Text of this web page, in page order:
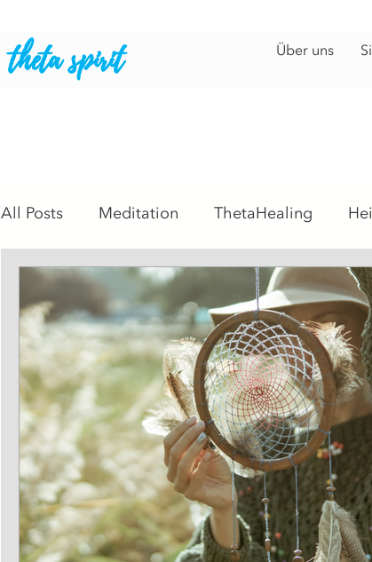
theta spirit Über uns
All Posts Meditation ThetaHealing
Intuitive Readings Psychosomatisch